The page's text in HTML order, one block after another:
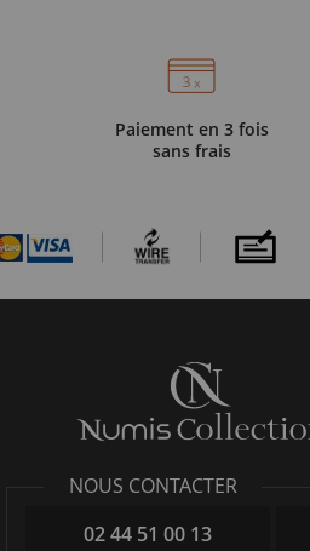
Paiement en 3 fois
sans frais
NOUS CONTACTER
02 44 51 00 13